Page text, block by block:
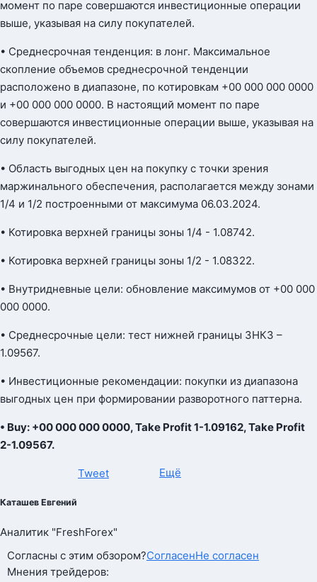
момент по паре совершаются инвестиционные операции
выше, указывая на силу покупателей.
• Среднесрочная тенденция: в лонг. Максимальное
скопление объемов среднесрочной тенденции
расположено в диапазоне, по котировкам +00 000 000 0000
и +00 000 000 0000. В настоящий момент по паре
совершаются инвестиционные операции выше, указывая на
силу покупателей.
• Область выгодных цен на покупку с точки зрения
маржинального обеспечения, располагается между зонами
1/4 и 1/2 построенными от максимума 06.03.2024.
• Котировка верхней границы зоны 1/4 - 1.08742.
• Котировка верхней границы зоны 1/2 - 1.08322.
• Внутридневные цели: обновление максимумов от +00 000
000 0000.
• Среднесрочные цели: тест нижней границы ЗНКЗ –
1.09567.
• Инвестиционные рекомендации: покупки из диапазона
выгодных цен при формировании разворотного паттерна.
• Buy: +00 000 000 0000, Take Profit 1-1.09162, Take Profit
2-1.09567.
Tweet Ещё
Каташев Евгений
Аналитик "FreshForex"
Согласны с этим обзором?СогласенНе согласен
Мнения трейдеров: